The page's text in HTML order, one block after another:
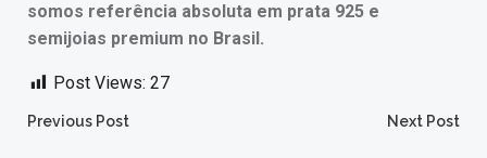
somos referência absoluta em prata 925 e
semijoias premium no Brasil.
Post Views: 27
Post
Previous Post Next Post